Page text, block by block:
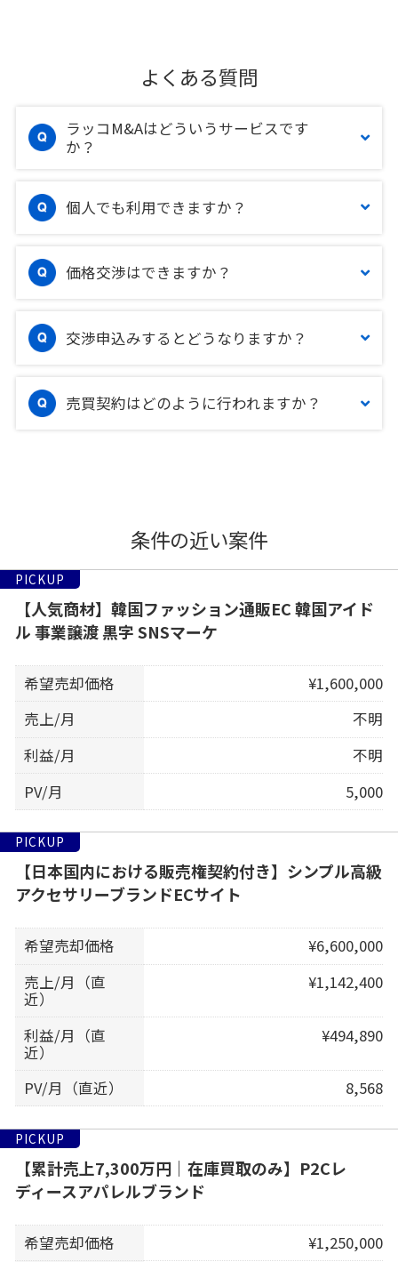
よくある質問
ラッコM&Aはどういうサービスです
か？
個人でも利用できますか？
価格交渉はできますか？
交渉申込みするとどうなりますか？
売買契約はどのように行われますか？
条件の近い案件
PICKUP
【人気商材】韓国ファッション通販EC 韓国アイド
ル 事業譲渡 黒字 SNSマーケ
希望売却価格
¥1,600,000
売上/月
不明
利益/月
不明
PV/月
5,000
PICKUP
【日本国内における販売権契約付き】シンプル高級
アクセサリーブランドECサイト
希望売却価格
¥6,600,000
売上/月（直
近）
¥1,142,400
利益/月（直
近）
¥494,890
PV/月（直近） 8,568
PICKUP
【累計売上7,300万円｜在庫買取のみ】P2Cレ
ディースアパレルブランド
希望売却価格
¥1,250,000